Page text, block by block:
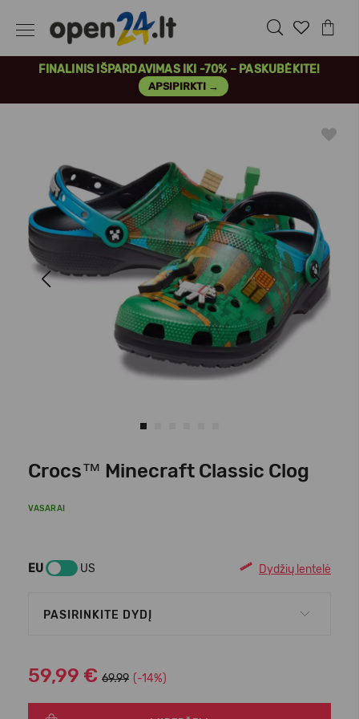
FINALINIS IŠPARDAVIMAS IKI -70% – PASKUBĖKITE!
APSIPIRKTI →
Previous Next
Crocs™ Minecraft Classic Clog
VASARAI
EU US Dydžių lentelė
PASIRINKITE DYDĮ
59,99 € 69.99 (-14%)